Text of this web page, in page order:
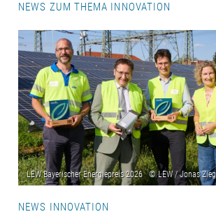
NEWS ZUM THEMA INNOVATION
NEWS INNOVATION